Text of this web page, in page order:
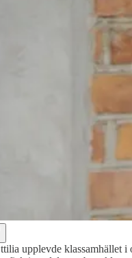
upplevde klassamhället i